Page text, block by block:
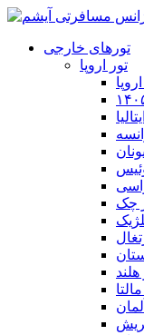
تورهای خارجی
تور اروپا
چک
هلند